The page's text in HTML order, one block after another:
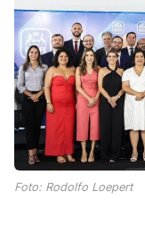
Foto: Rodolfo Loepert